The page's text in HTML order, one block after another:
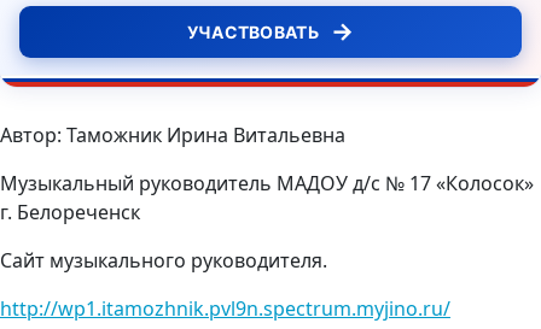
УЧАСТВОВАТЬ →
Автор: Таможник Ирина Витальевна
Музыкальный руководитель МАДОУ д/с № 17 «Колосок»
г. Белореченск
Сайт музыкального руководителя.
http://wp1.itamozhnik.pvl9n.spectrum.myjino.ru/